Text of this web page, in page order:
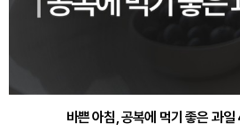
30대부터 유병률 2배...여자에게 꼭 필